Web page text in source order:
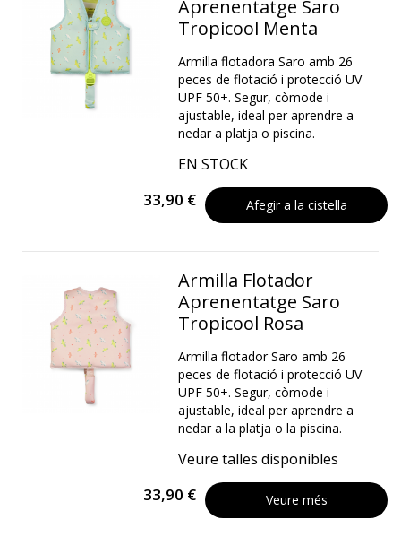
Aprenentatge Saro
Tropicool Menta
Armilla flotadora Saro amb 26
peces de flotació i protecció UV
UPF 50+. Segur, còmode i
ajustable, ideal per aprendre a
nedar a platja o piscina.
EN STOCK
33,90 € Afegir a la cistella
Armilla Flotador
Aprenentatge Saro
Tropicool Rosa
Armilla flotador Saro amb 26
peces de flotació i protecció UV
UPF 50+. Segur, còmode i
ajustable, ideal per aprendre a
nedar a la platja o la piscina.
Veure talles disponibles
33,90 € Veure més